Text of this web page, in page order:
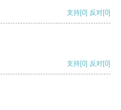
支持[0] 反对[0]
支持[0] 反对[0]